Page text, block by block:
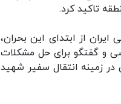
تاکید کرد.
از ابتدای این بحران،
و گفتگو برای حل مشکلات
زمینه انتقال سفیر شهید